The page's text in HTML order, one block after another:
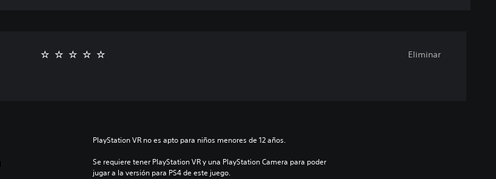
Eliminar
PlayStation VR no es apto para niños menores de 12 años.
Se requiere tener PlayStation VR y una PlayStation Camera para poder
jugar a la versión para PS4 de este juego.